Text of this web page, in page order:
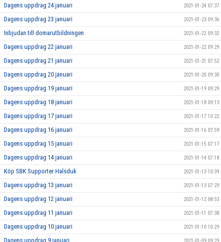
Dagens uppdrag 24 januari 2021-01-24 07:37
Dagens uppdrag 23 januari 2021-01-23 09:36
Inbjudan till domarutbildningen 2021-01-22 09:32
Dagens uppdrag 22 januari 2021-01-22 09:29
Dagens uppdrag 21 januari 2021-01-21 07:52
Dagens uppdrag 20 januari 2021-01-20 09:30
Dagens uppdrag 19 januari 2021-01-19 09:29
Dagens uppdrag 18 januari 2021-01-18 09:13
Dagens uppdrag 17 januari 2021-01-17 10:22
Dagens uppdrag 16 januari 2021-01-16 07:59
Dagens uppdrag 15 januari 2021-01-15 07:17
Dagens uppdrag 14 januari 2021-01-14 07:18
Köp SBK Supporter Halsduk 2021-01-13 10:39
Dagens uppdrag 13 januari 2021-01-13 07:29
Dagens uppdrag 12 januari 2021-01-12 08:53
Dagens uppdrag 11 januari 2021-01-11 07:38
Dagens uppdrag 10 januari 2021-01-10 10:29
Dagens uppdrag 9 januari